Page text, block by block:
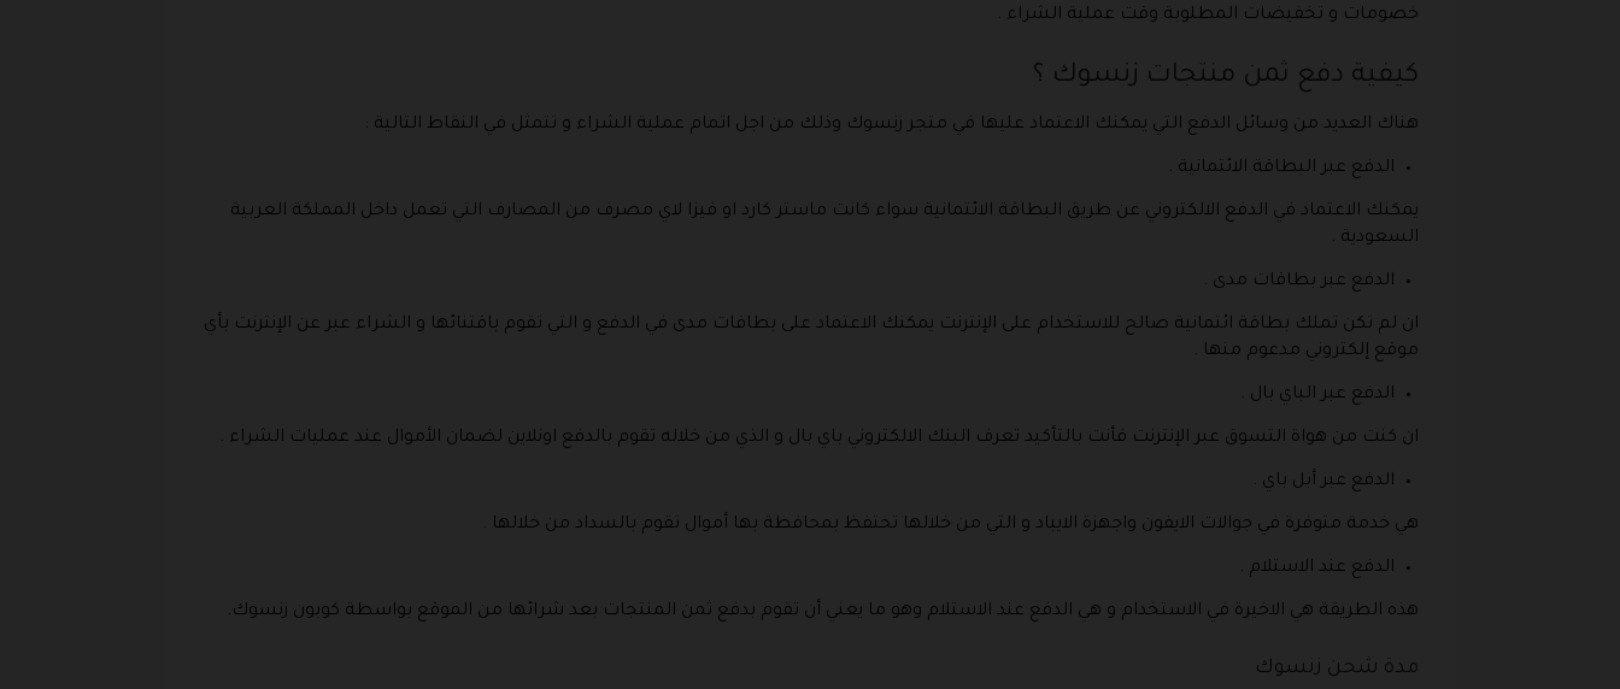
خصومات و تخفيضات المطلوبة وقت عملية الشراء .
كيفية دفع ثمن منتجات زنسوك ؟
هناك العديد من وسائل الدفع التي يمكنك الاعتماد عليها في متجر زنسوك وذلك من اجل اتمام عملية الشراء و تتمثل في النقاط التالية :
الدفع عبر البطاقة الائتمانية .
يمكنك الاعتماد في الدفع الالكتروني عن طريق البطاقة الائتمانية سواء كانت ماستر كارد او فيزا لاي مصرف من المصارف التي تعمل داخل المملكة العربية
السعودية .
الدفع عبر بطاقات مدى .
ان لم تكن تملك بطاقة ائتمانية صالح للاستخدام على الإنترنت يمكنك الاعتماد على بطاقات مدى في الدفع و التي تقوم باقتنائها و الشراء عبر عن الإنترنت بأي
موقع إلكتروني مدعوم منها .
الدفع عبر الباي بال .
ان كنت من هواة التسوق عبر الإنترنت فأنت بالتأكيد تعرف البنك الالكتروني باي بال و الذي من خلاله تقوم بالدفع اونلاين لضمان الأموال عند عمليات الشراء .
الدفع عبر أبل باي .
هي خدمة متوفرة في جوالات الايفون واجهزة الايباد و التي من خلالها تحتفظ بمحافظة بها أموال تقوم بالسداد من خلالها .
الدفع عند الاستلام .
هذه الطريقة هي الاخيرة في الاستخدام و هي الدفع عند الاستلام وهو ما يعني أن تقوم بدفع ثمن المنتجات بعد شرائها من الموقع بواسطة كوبون زنسوك.
مدة شحن زنسوك